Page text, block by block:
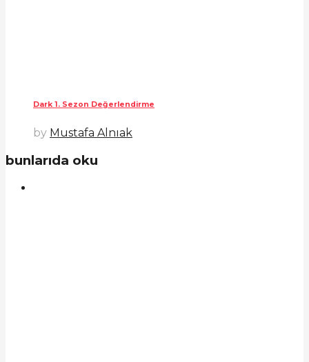
Dark 1. Sezon Değerlendirme
by Mustafa Alnıak
bunlarıda oku